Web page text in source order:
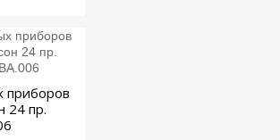
приборов
24 пр.